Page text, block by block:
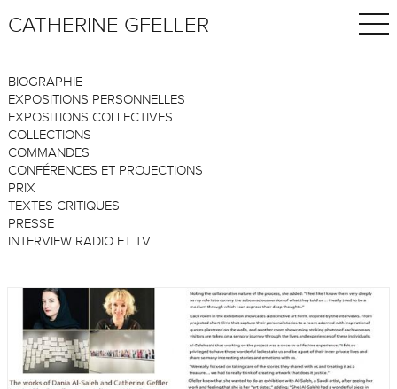
CATHERINE GFELLER
BIOGRAPHIE
EXPOSITIONS PERSONNELLES
EXPOSITIONS COLLECTIVES
COLLECTIONS
COMMANDES
CONFÉRENCES ET PROJECTIONS
PRIX
TEXTES CRITIQUES
PRESSE
INTERVIEW RADIO ET TV